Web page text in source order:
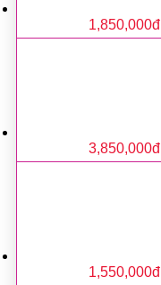
1,850,000đ
3,850,000đ
1,550,000đ